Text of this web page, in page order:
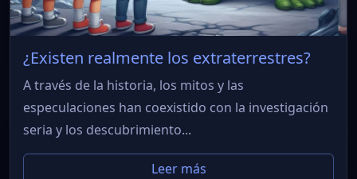
¿Existen realmente los extraterrestres?
A través de la historia, los mitos y las
especulaciones han coexistido con la investigación
seria y los descubrimiento...
Leer más